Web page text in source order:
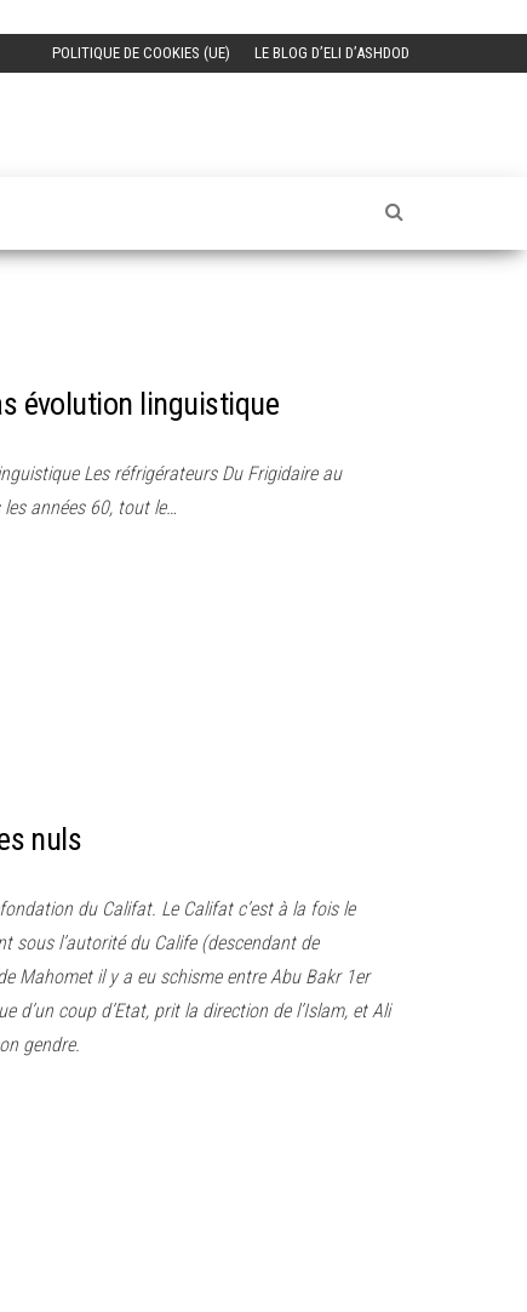
POLITIQUE DE COOKIES (UE) LE BLOG D’ELI D’ASHDOD
évolution linguistique
Les réfrigérateurs Du Frigidaire au
années 60, tout le…
nuls
du Califat. Le Califat c’est à la fois le
sous l’autorité du Calife (descendant de
Mahomet il y a eu schisme entre Abu Bakr 1er
d’un coup d’Etat, prit la direction de l’Islam, et Ali
gendre.